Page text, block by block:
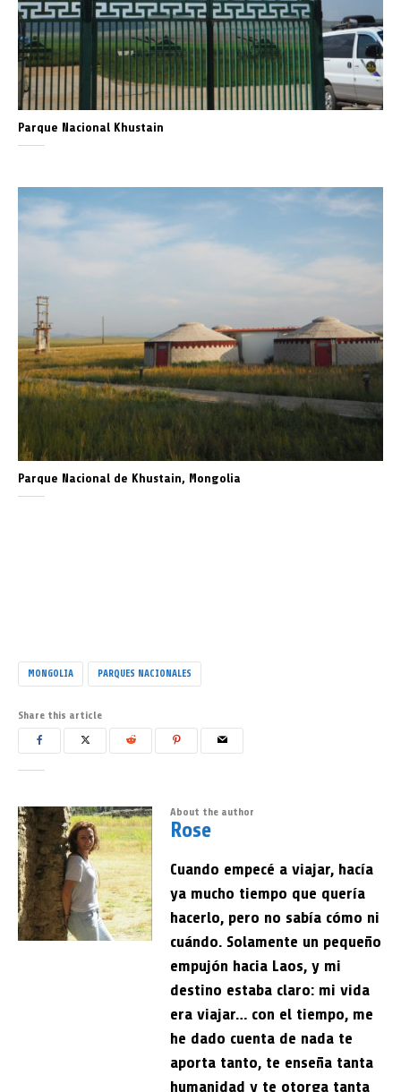
Parque Nacional Khustain
Parque Nacional de Khustain, Mongolia
MONGOLIA PARQUES NACIONALES
Share this article
About the author
Rose
Cuando empecé a viajar, hacía
ya mucho tiempo que quería
hacerlo, pero no sabía cómo ni
cuándo. Solamente un pequeño
empujón hacia Laos, y mi
destino estaba claro: mi vida
era viajar… con el tiempo, me
he dado cuenta de nada te
aporta tanto, te enseña tanta
humanidad y te otorga tanta